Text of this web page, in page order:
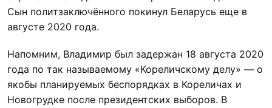
Сын политзаключённого покинул Беларусь еще в
августе 2020 года.
Напомним, Владимир был задержан 18 августа 2020
года по так называемому «Кореличскому делу» — о
якобы планируемых беспорядках в Кореличах и
Новогрудке после президентских выборов. В